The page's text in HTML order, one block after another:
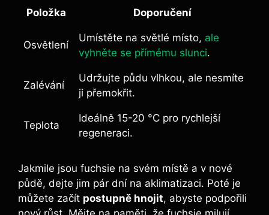
Položka Doporučení
Osvětlení
Umístěte na světlé místo, ale
vyhněte se přímému slunci.
Zalévání
Udržujte půdu vlhkou, ale nesmíte
ji přemokřit.
Teplota
Ideálně 15-20 °C pro rychlejší
regeneraci.
Jakmile jsou fuchsie na svém místě a v nové
půdě, dejte jim pár dní na aklimatizaci. Poté je
můžete začít postupně hnojit, abyste podpořili